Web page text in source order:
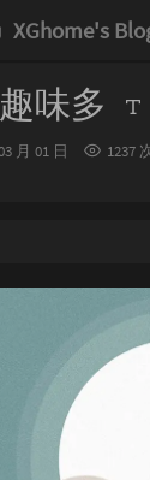
XGhome's
味多
月 01 日 1237